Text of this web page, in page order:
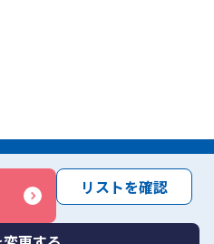
リストを確認
免責事項 サービス利用規約
する基本方針 お問い合わせ
Ltd. All rights reserved.